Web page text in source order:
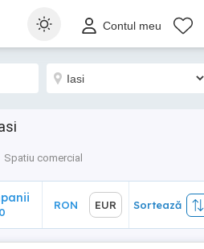
Contul meu
Spatiu comercial
RON EUR Sortează
0
RON EUR Sortează